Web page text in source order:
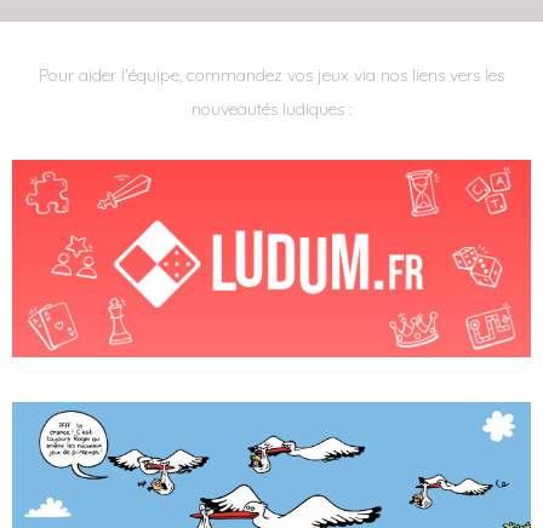
Pour aider l'équipe, commandez vos jeux via nos liens vers les
nouveautés ludiques :